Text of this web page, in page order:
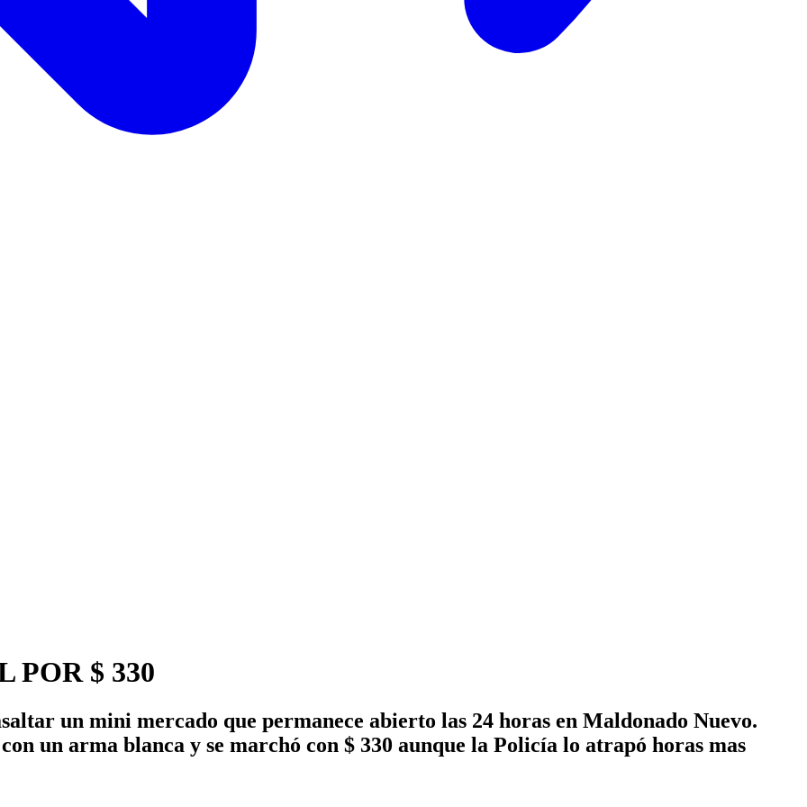
POR $ 330
un mini mercado que permanece abierto las 24 horas en Maldonado Nuevo.
un arma blanca y se marchó con $ 330 aunque la Policía lo atrapó horas mas